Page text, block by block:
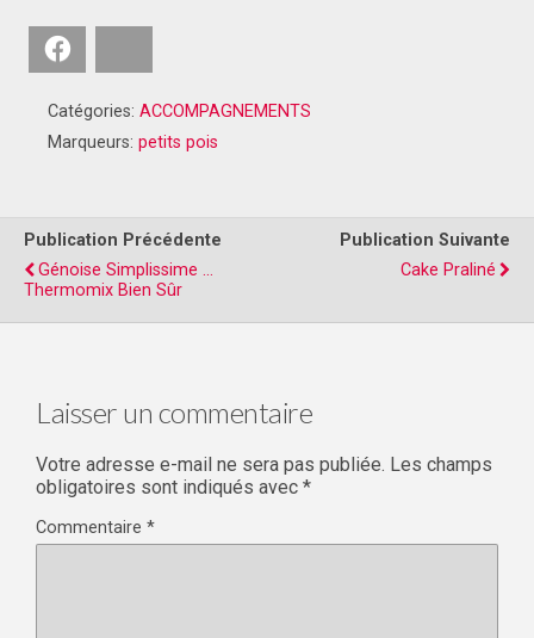
Catégories: ACCOMPAGNEMENTS
Marqueurs: petits pois
Publication Précédente
Génoise Simplissime ...
Thermomix Bien Sûr
Publication Suivante
Cake Praliné
Laisser un commentaire
Votre adresse e-mail ne sera pas publiée. Les champs
obligatoires sont indiqués avec *
Commentaire *